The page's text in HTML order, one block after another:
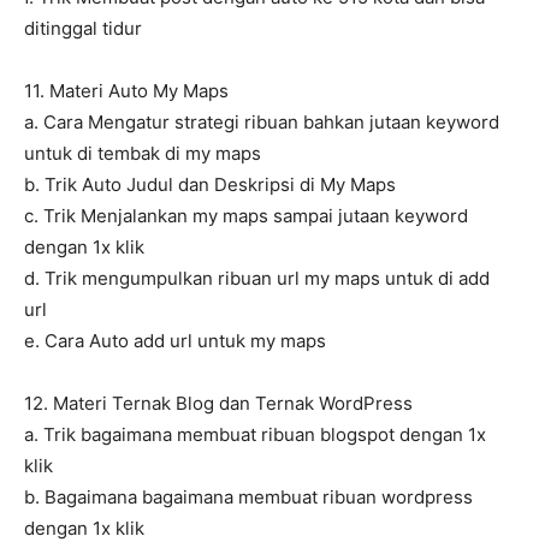
ditinggal tidur
11. Materi Auto My Maps
a. Cara Mengatur strategi ribuan bahkan jutaan keyword
untuk di tembak di my maps
b. Trik Auto Judul dan Deskripsi di My Maps
c. Trik Menjalankan my maps sampai jutaan keyword
dengan 1x klik
d. Trik mengumpulkan ribuan url my maps untuk di add
url
e. Cara Auto add url untuk my maps
12. Materi Ternak Blog dan Ternak WordPress
a. Trik bagaimana membuat ribuan blogspot dengan 1x
klik
b. Bagaimana bagaimana membuat ribuan wordpress
dengan 1x klik